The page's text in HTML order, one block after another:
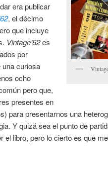
era publicar
, el décimo
que incluye
Vintage’62es
por
una curiosa
ocho
pero que,
presentes en
para presentarnos una
Y quizá sea el punto de
el libro, pero lo cierto es que